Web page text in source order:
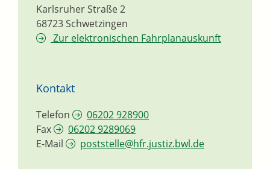
Karlsruher Straße 2
68723Schwetzingen
Zur elektronischen Fahrplanauskunft
Kontakt
Telefon
06202 928900
Fax
06202 9289069
E-Mail
poststelle@hfr.justiz.bwl.de